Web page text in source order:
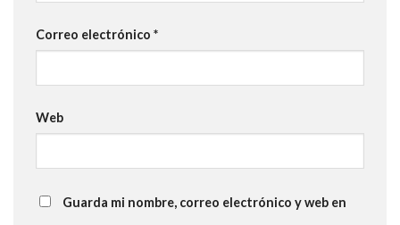
Correo electrónico *
Web
Guarda mi nombre, correo electrónico y web en